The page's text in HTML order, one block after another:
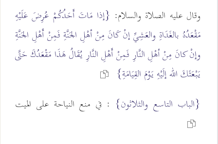
وقال عليه الصلاة والسلام: {إذا مَاتَ أَحَدُكُمْ عُرِضَ عَلَيْهِ
مَقْعَدُهُ بالغَدَاةِ والعَشِيِّ إنْ كَانَ مِنْ أهْلِ الجَنَّةِ فَمِنْ أَهْلِ الجَنَّةِ
وإنْ كانَ مِنْ أهْلِ النَّارِ فَمِنْ أَهْلِ النَّارِ يُقَالُ هَذَا مَقْعَدُكَ حَتَّى
يَبْعَثَكَ الله إلَيْهِ يَوْمَ القِيَامَةِ}
{الباب التاسع والثلاثون} : في منع النياحة على الميت